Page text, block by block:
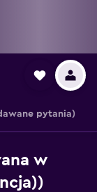
pytania)
w